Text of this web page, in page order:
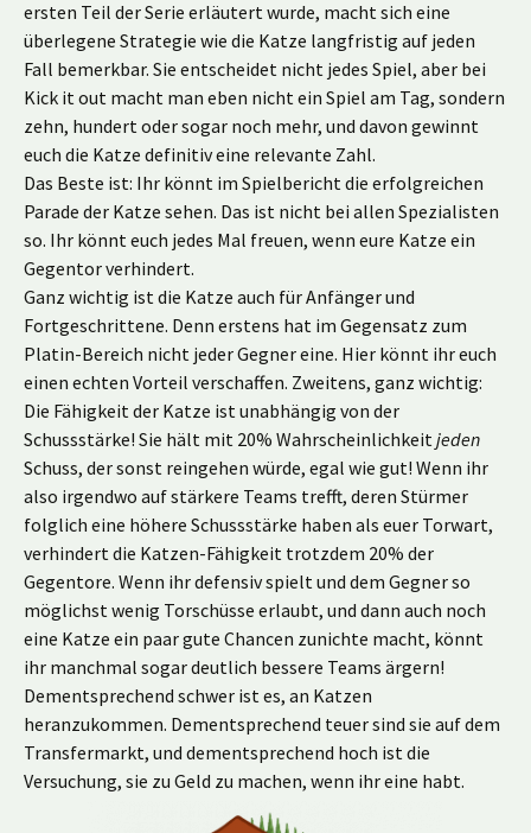
ersten Teil der Serie erläutert wurde, macht sich eine
überlegene Strategie wie die Katze langfristig auf jeden
Fall bemerkbar. Sie entscheidet nicht jedes Spiel, aber bei
Kick it out macht man eben nicht ein Spiel am Tag, sondern
zehn, hundert oder sogar noch mehr, und davon gewinnt
euch die Katze definitiv eine relevante Zahl.
Das Beste ist: Ihr könnt im Spielbericht die erfolgreichen
Parade der Katze sehen. Das ist nicht bei allen Spezialisten
so. Ihr könnt euch jedes Mal freuen, wenn eure Katze ein
Gegentor verhindert.
Ganz wichtig ist die Katze auch für Anfänger und
Fortgeschrittene. Denn erstens hat im Gegensatz zum
Platin-Bereich nicht jeder Gegner eine. Hier könnt ihr euch
einen echten Vorteil verschaffen. Zweitens, ganz wichtig:
Die Fähigkeit der Katze ist unabhängig von der
Schussstärke! Sie hält mit 20% Wahrscheinlichkeitjeden
Schuss, der sonst reingehen würde, egal wie gut! Wenn ihr
also irgendwo auf stärkere Teams trefft, deren Stürmer
folglich eine höhere Schussstärke haben als euer Torwart,
verhindert die Katzen-Fähigkeit trotzdem 20% der
Gegentore. Wenn ihr defensiv spielt und dem Gegner so
möglichst wenig Torschüsse erlaubt, und dann auch noch
eine Katze ein paar gute Chancen zunichte macht, könnt
ihr manchmal sogar deutlich bessere Teams ärgern!
Dementsprechend schwer ist es, an Katzen
heranzukommen. Dementsprechend teuer sind sie auf dem
Transfermarkt, und dementsprechend hoch ist die
Versuchung, sie zu Geld zu machen, wenn ihr eine habt.